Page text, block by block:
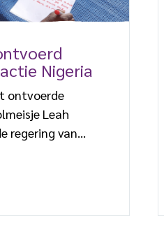
Nigeria
ontvoerde
Leah
regering van
uit handen van